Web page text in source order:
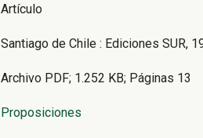
Artículo
Santiago de Chile : Ediciones SUR,
Archivo PDF; 1.252 KB; Páginas 13
Proposiciones